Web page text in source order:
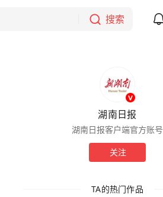
搜索
湖南日报
湖南日报客户端官方账号
关注
TA的热门作品